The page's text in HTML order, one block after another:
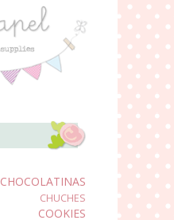
CHOCOLATINAS
CHUCHES
COOKIES